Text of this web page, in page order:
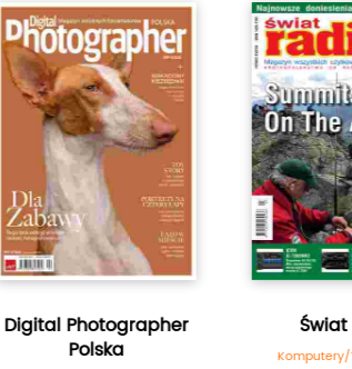
Świat Radio
Komputery/Technologie